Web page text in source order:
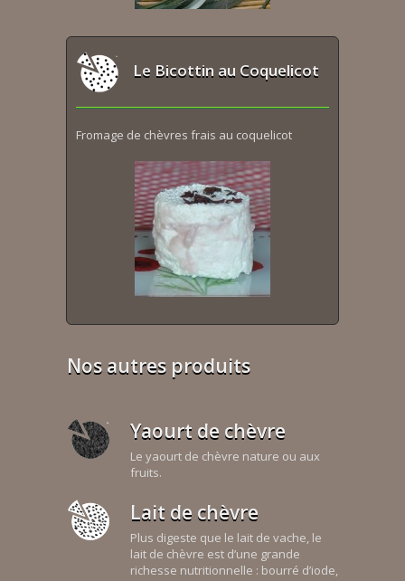
Le Bicottin au Coquelicot
Fromage de chèvres frais au coquelicot
Nos autres produits
Yaourt de chèvre
Le yaourt de chèvre nature ou aux
fruits.
Lait de chèvre
Plus digeste que le lait de vache, le
lait de chèvre est d’une grande
richesse nutritionnelle : bourré d’iode,